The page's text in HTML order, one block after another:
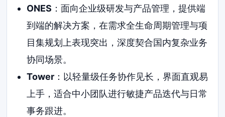
ONES ：面向企业级研发与产品管理，提供端
到端的解决方案，在需求全生命周期管理与项
目集规划上表现突出，深度契合国内复杂业务
协同场景。
Tower：以轻量级任务协作见长，界面直观易
上手，适合中小团队进行敏捷产品迭代与日常
事务跟进。